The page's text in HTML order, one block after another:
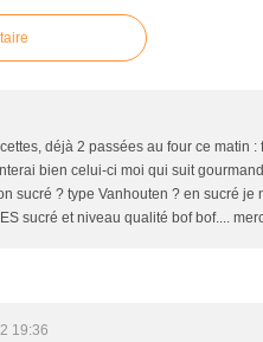
déjà 2 passées au four ce matin
bien celui-ci moi qui suit
sucré ? type Vanhouten ? en sucré je
sucré et niveau qualité bof bof....
19:36